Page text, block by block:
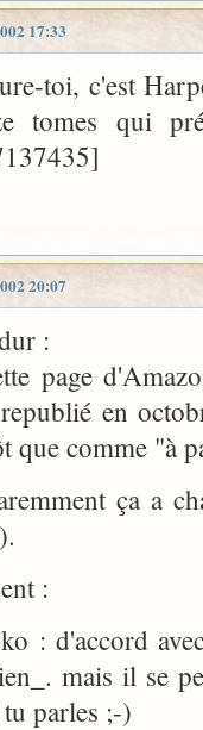
17:33
toi, c'est
tomes qui
20:07
:
page
en
que comme "à
ça a
:
: d'accord
mais il se
parles ;-)